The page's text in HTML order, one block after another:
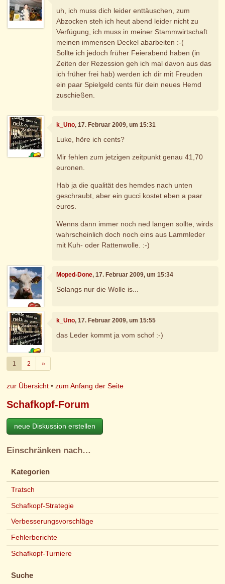
uh, ich muss dich leider enttäuschen, zum
Abzocken steh ich heut abend leider nicht zu
Verfügung, ich muss in meiner Stammwirtschaft
meinen immensen Deckel abarbeiten :-(
Sollte ich jedoch früher Feierabend haben (in
Zeiten der Rezession geh ich mal davon aus das
ich früher frei hab) werden ich dir mit Freuden
ein paar Spielgeld cents für dein neues Hemd
zuschießen.
k_Uno, 17. Februar 2009, um 15:31
Luke, höre ich cents?
Mir fehlen zum jetzigen zeitpunkt genau 41,70
euronen.
Hab ja die qualität des hemdes nach unten
geschraubt, aber ein gucci kostet eben a paar
euros.
Wenns dann immer noch ned langen sollte, wirds
wahrscheinlich doch noch eins aus Lammleder
mit Kuh- oder Rattenwolle. :-)
Moped-Done, 17. Februar 2009, um 15:34
Solangs nur die Wolle is...
k_Uno, 17. Februar 2009, um 15:55
das Leder kommt ja vom schof :-)
1 2 »Weiter
zur Übersicht •zum Anfang der Seite
Schafkopf-Forum
neue Diskussion erstellen
Einschränken nach…
Kategorien
Tratsch
Schafkopf-Strategie
Verbesserungsvorschläge
Fehlerberichte
Schafkopf-Turniere
Suche